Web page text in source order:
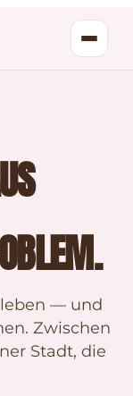
— und
Zwischen
Stadt, die